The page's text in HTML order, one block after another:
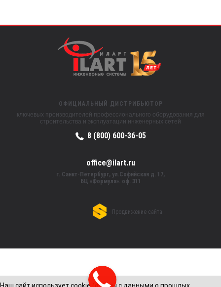
ОФИЦИАЛЬНЫЙ ДИСТРИБЬЮТОР
ключевых производителей профессионального оборудования для
строительства и эксплуатации инженерных сетей
8 (800) 600-36-05
office@ilart.ru
г. Санкт-Петербург, ул.Софийская д. 17,
БЦ «Формула». оф. 311
Продвижение сайта
Наш сайт использует cookie (файлы с данными о прошлых